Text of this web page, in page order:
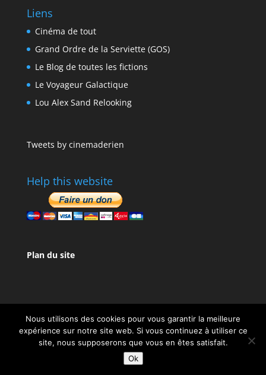
Liens
Cinéma de tout
Grand Ordre de la Serviette (GOS)
Le Blog de toutes les fictions
Le Voyageur Galactique
Lou Alex Sand Relooking
Tweets by cinemaderien
Help this website
Plan du site
Design deElegant Themes| Propulsé par
WordPress
Nous utilisons des cookies pour vous garantir la meilleure
expérience sur notre site web. Si vous continuez à utiliser ce
site, nous supposerons que vous en êtes satisfait.
Ok